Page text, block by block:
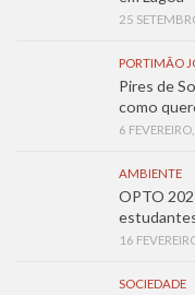
25
PORTIMÃO
Pires de
como
6
AMBIENTE
OPTO
16
SOCIEDADE